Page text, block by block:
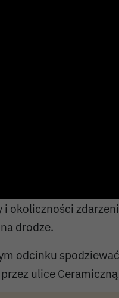
i okoliczności
drodze.
odcinku
ulice